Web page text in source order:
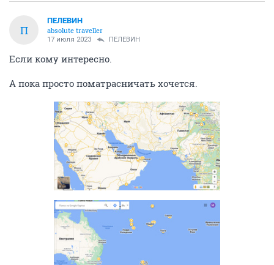
П
ПЕЛЕВИН
absolute traveller
17 июля 2023 ПЕЛЕВИН
Если кому интересно.
А пока просто поматрасничать хочется.